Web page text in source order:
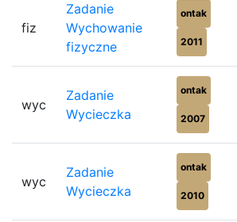
fiz
Zadanie
Wychowanie
fizyczne
ontak
2011
wyc
Zadanie
Wycieczka
ontak
2007
wyc
Zadanie
Wycieczka
ontak
2010